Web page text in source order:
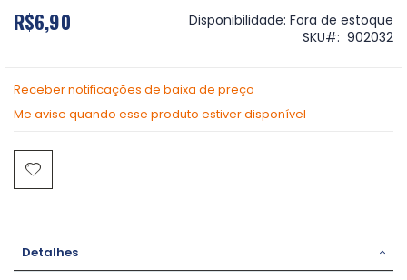
R$6,90 Disponibilidade: Fora de estoque
SKU
902032
Receber notificações de baixa de preço
Me avise quando esse produto estiver disponível
Detalhes